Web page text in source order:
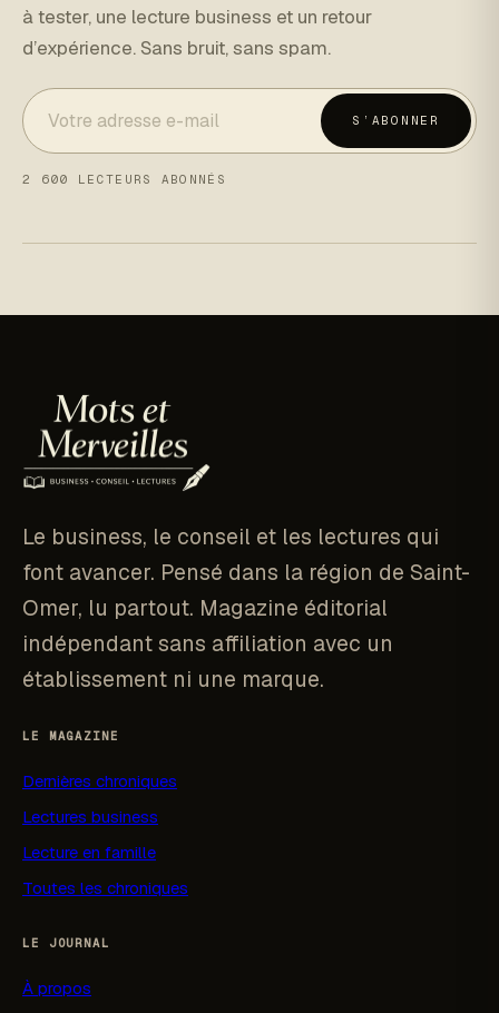
à tester, une lecture business et un retour
d’expérience. Sans bruit, sans spam.
S’ABONNER
2 600 LECTEURS ABONNÉS
Le business, le conseil et les lectures qui
font avancer. Pensé dans la région de Saint-
Omer, lu partout. Magazine éditorial
indépendant sans affiliation avec un
établissement ni une marque.
LE MAGAZINE
Dernières chroniques
Lectures business
Lecture en famille
Toutes les chroniques
LE JOURNAL
À propos